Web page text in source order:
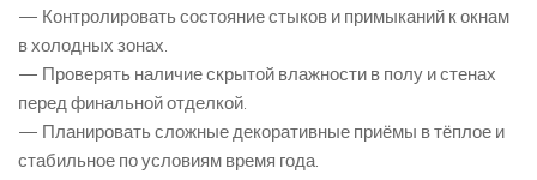
— Контролировать состояние стыков и примыканий к окнам
в холодных зонах.
— Проверять наличие скрытой влажности в полу и стенах
перед финальной отделкой.
— Планировать сложные декоративные приёмы в тёплое и
стабильное по условиям время года.